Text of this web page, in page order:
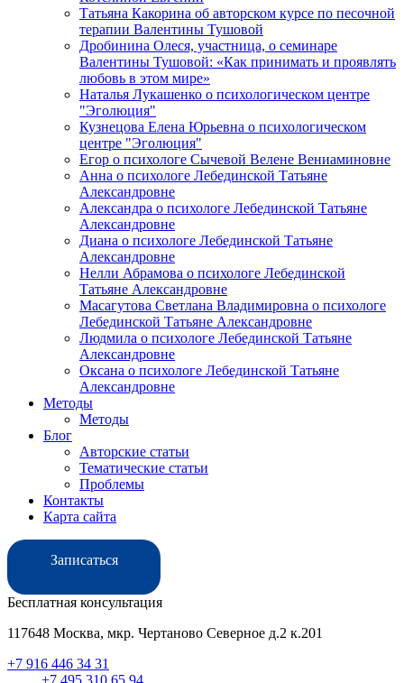
Татьяна Какорина об авторском курсе по песочной
терапии Валентины Тушовой
Дробинина Олеся, участница, о семинаре
Валентины Тушовой: «Как принимать и проявлять
любовь в этом мире»
Наталья Лукашенко о психологическом центре
"Эголюция"
Кузнецова Елена Юрьевна о психологическом
центре "Эголюция"
Егор о психологе Сычевой Велене Вениаминовне
Анна о психологе Лебединской Татьяне
Александровне
Александра о психологе Лебединской Татьяне
Александровне
Диана о психологе Лебединской Татьяне
Александровне
Нелли Абрамова о психологе Лебединской
Татьяне Александровне
Масагутова Светлана Владимировна о психологе
Лебединской Татьяне Александровне
Людмила о психологе Лебединской Татьяне
Александровне
Оксана о психологе Лебединской Татьяне
Александровне
Методы
Методы
Блог
Авторские статьи
Тематические статьи
Проблемы
Контакты
Карта сайта
Записаться
Бесплатная консультация
117648 Москва, мкр. Чертаново Северное д.2 к.201
+7 916 446 34 31
+7 495 310 65 94